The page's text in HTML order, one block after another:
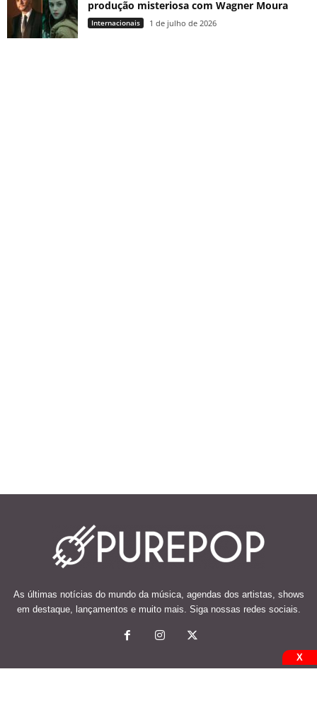
produção misteriosa com Wagner Moura
Internacionais 1 de julho de 2026
As últimas notícias do mundo da música, agendas dos artistas, shows
em destaque, lançamentos e muito mais. Siga nossas redes sociais.
X